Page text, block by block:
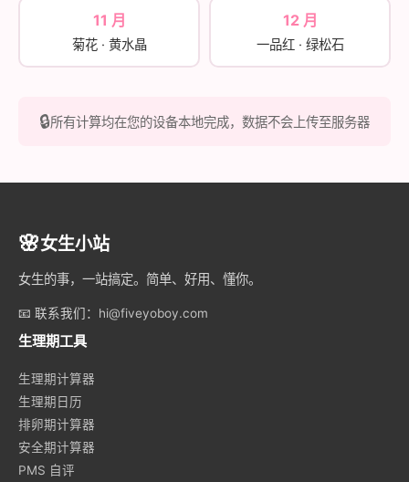
11 月
菊花 · 黄水晶
12 月
一品红 · 绿松石
🔒所有计算均在您的设备本地完成，数据不会上传至服务器
🌸女生小站
女生的事，一站搞定。简单、好用、懂你。
📧 联系我们： hi@fiveyoboy.com
生理期工具
生理期计算器
生理期日历
排卵期计算器
安全期计算器
PMS 自评